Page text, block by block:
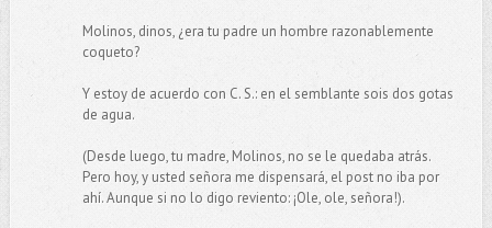
Molinos, dinos, ¿era tu padre un hombre razonablemente
coqueto?
Y estoy de acuerdo con C. S.: en el semblante sois dos gotas
de agua.
(Desde luego, tu madre, Molinos, no se le quedaba atrás.
Pero hoy, y usted señora me dispensará, el post no iba por
ahí. Aunque si no lo digo reviento: ¡Ole, ole, señora!).